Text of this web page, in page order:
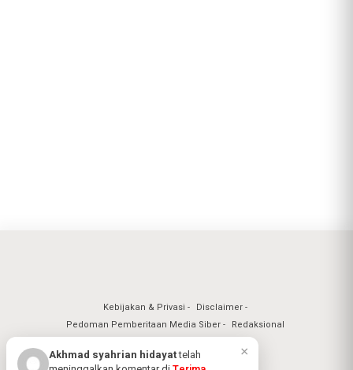
Kebijakan & Privasi
Disclaimer
Pedoman Pemberitaan Media Siber
Redaksional
×
Akhmad syahrian hidayattelah